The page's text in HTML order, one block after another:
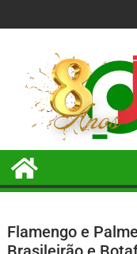
Flamengo e